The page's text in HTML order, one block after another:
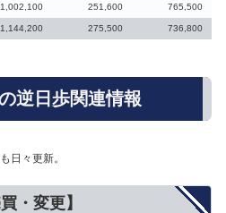
1,002,100 251,600 765,500
1,144,200 275,500 736,800
逆日歩関連情報
日々更新。
・変更】